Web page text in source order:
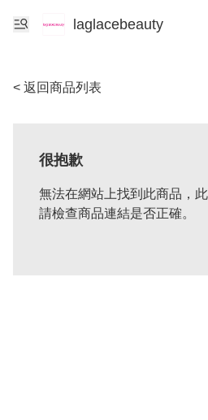
laglacebeauty
< 返回商品列表
很抱歉
無法在網站上找到此商品，
請檢查商品連結是否正確。